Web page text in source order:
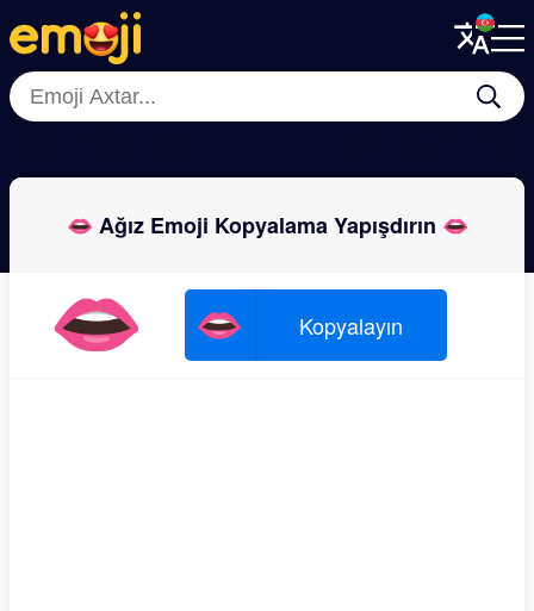
Menu
Close
Menu
Close
👄 Ağız Emoji Kopyalama Yapışdırın 👄
👄 👄 Kopyalayın